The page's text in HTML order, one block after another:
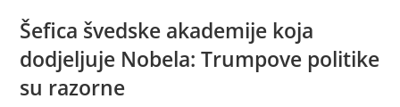
Šefica švedske akademije koja
dodjeljuje Nobela: Trumpove politike
su razorne